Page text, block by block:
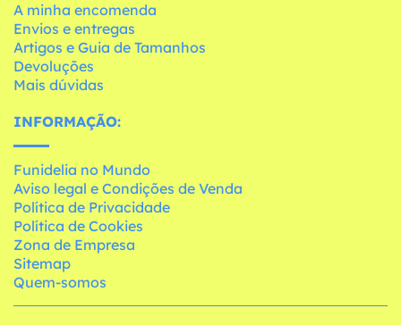
A minha encomenda
Envios e entregas
Artigos e Guia de Tamanhos
Devoluções
Mais dúvidas
INFORMAÇÃO:
Funidelia no Mundo
Aviso legal e Condições de Venda
Política de Privacidade
Política de Cookies
Zona de Empresa
Sitemap
Quem-somos